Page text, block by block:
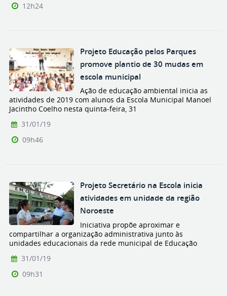
12h24
Projeto Educação pelos Parques
promove plantio de 30 mudas em
escola municipal
Ação de educação ambiental inicia as
atividades de 2019 com alunos da Escola Municipal Manoel
Jacintho Coelho nesta quinta-feira, 31
31/01/19
09h46
Projeto Secretário na Escola inicia
atividades em unidade da região
Noroeste
Iniciativa propõe aproximar e
compartilhar a organização administrativa junto às
unidades educacionais da rede municipal de Educação
31/01/19
09h31